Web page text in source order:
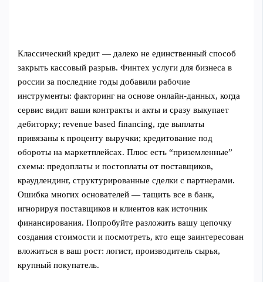
Классический кредит — далеко не единственный способ
закрыть кассовый разрыв. Финтех услуги для бизнеса в
россии за последние годы добавили рабочие
инструменты: факторинг на основе онлайн-данных, когда
сервис видит ваши контракты и акты и сразу выкупает
дебиторку; revenue based financing, где выплаты
привязаны к проценту выручки; кредитование под
обороты на маркетплейсах. Плюс есть “приземленные”
схемы: предоплаты и постоплаты от поставщиков,
краудлендинг, структурированные сделки с партнерами.
Ошибка многих основателей — тащить все в банк,
игнорируя поставщиков и клиентов как источник
финансирования. Попробуйте разложить вашу цепочку
создания стоимости и посмотреть, кто еще заинтересован
вложиться в ваш рост: логист, производитель сырья,
крупный покупатель.